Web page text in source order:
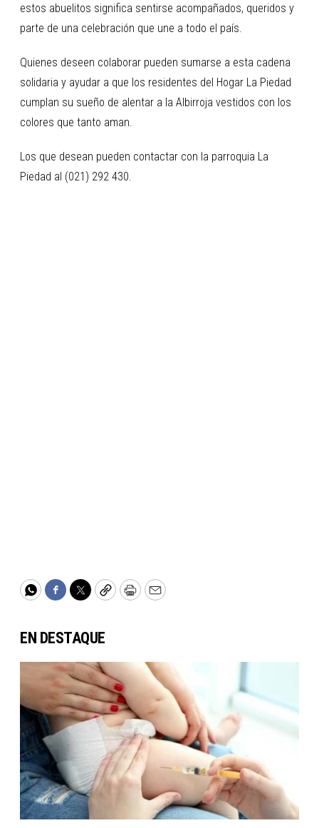
estos abuelitos significa sentirse acompañados, queridos y
parte de una celebración que une a todo el país.
Quienes deseen colaborar pueden sumarse a esta cadena
solidaria y ayudar a que los residentes del Hogar La Piedad
cumplan su sueño de alentar a la Albirroja vestidos con los
colores que tanto aman.
Los que desean pueden contactar con la parroquia La
Piedad al (021) 292 430.
WhatsApp
Facebook
TwitterCopyPrintEmail
EN DESTAQUE